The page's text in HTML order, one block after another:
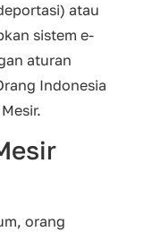
atau
sistem e-
aturan
Indonesia
orang